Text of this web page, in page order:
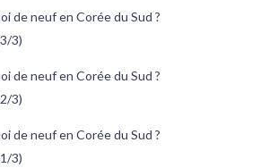
de neuf en Corée du Sud ?
3)
de neuf en Corée du Sud ?
3)
de neuf en Corée du Sud ?
3)